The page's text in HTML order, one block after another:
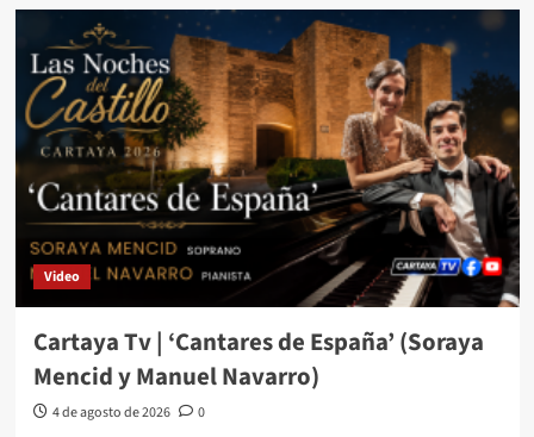
Video
Cartaya Tv | ‘Cantares de España’ (Soraya
Mencid y Manuel Navarro)
4 de agosto de 2026 0